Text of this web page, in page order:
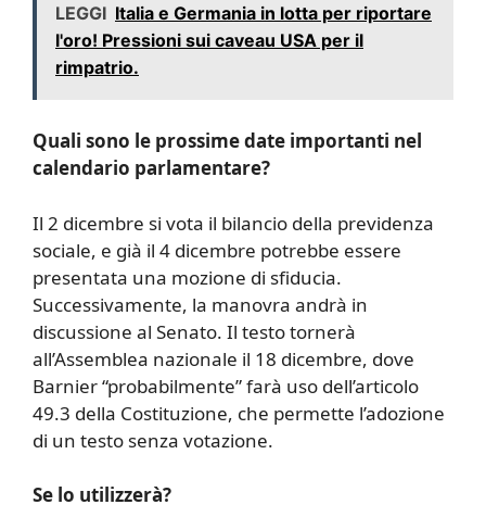
LEGGI Italia e Germania in lotta per riportare
l'oro! Pressioni sui caveau USA per il
rimpatrio.
Quali sono le prossime date importanti nel
calendario parlamentare?
Il 2 dicembre si vota il bilancio della previdenza
sociale, e già il 4 dicembre potrebbe essere
presentata una mozione di sfiducia.
Successivamente, la manovra andrà in
discussione al Senato. Il testo tornerà
all’Assemblea nazionale il 18 dicembre, dove
Barnier “probabilmente” farà uso dell’articolo
49.3 della Costituzione, che permette l’adozione
di un testo senza votazione.
Se lo utilizzerà?